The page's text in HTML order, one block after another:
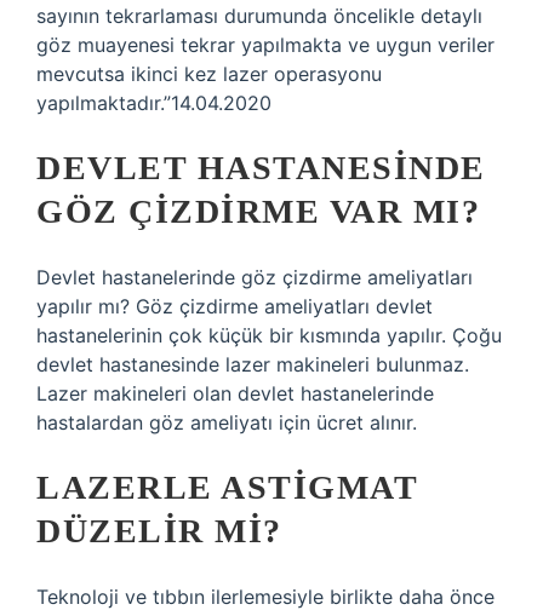
sayının tekrarlaması durumunda öncelikle detaylı
göz muayenesi tekrar yapılmakta ve uygun veriler
mevcutsa ikinci kez lazer operasyonu
yapılmaktadır.”14.04.2020
DEVLET HASTANESINDE
GÖZ ÇIZDIRME VAR MI?
Devlet hastanelerinde göz çizdirme ameliyatları
yapılır mı? Göz çizdirme ameliyatları devlet
hastanelerinin çok küçük bir kısmında yapılır. Çoğu
devlet hastanesinde lazer makineleri bulunmaz.
Lazer makineleri olan devlet hastanelerinde
hastalardan göz ameliyatı için ücret alınır.
LAZERLE ASTIGMAT
DÜZELIR MI?
Teknoloji ve tıbbın ilerlemesiyle birlikte daha önce